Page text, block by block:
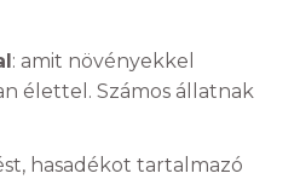
: amit növényekkel
élettel. Számos állatnak
hasadékot tartalmazó